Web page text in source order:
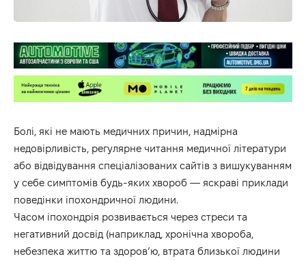
Болі, які не мають медичних причин, надмірна
недовірливість, регулярне читання медичної літератури
або відвідування спеціалізованих сайтів з вишукуванням
у себе симптомів будь-яких хвороб — яскраві приклади
поведінки іпохондричної людини.
Часом іпохондрія розвивається через стреси та
негативний досвід (наприклад, хронічна хвороба,
небезпека життю та здоров’ю, втрата близької людини